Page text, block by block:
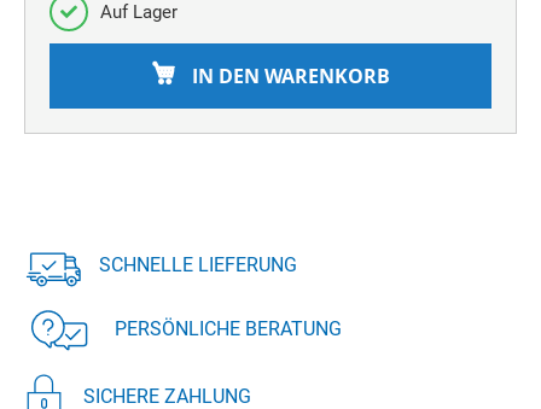
Auf Lager
IN DEN WARENKORB
SCHNELLE LIEFERUNG
PERSÖNLICHE BERATUNG
SICHERE ZAHLUNG